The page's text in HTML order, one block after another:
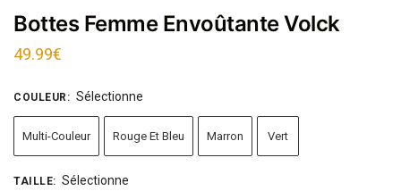
Bottes Femme Envoûtante Volck
49.99€
COULEUR : Sélectionne
Multi-Couleur Rouge Et Bleu Marron Vert
TAILLE: Sélectionne